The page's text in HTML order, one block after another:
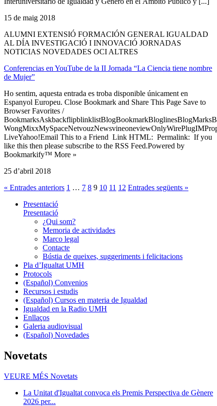
15 de maig 2018
ALUMNI EXTENSIÓ FORMACIÓN GENERAL IGUALDAD
AL DÍA INVESTIGACIÓ I INNOVACIÓ JORNADAS
NOTICIAS NOVEDADES OCI ALTRES
Conferencias en YouTube de la II Jornada “La Ciencia tiene nombre
de Mujer”
Ho sentim, aquesta entrada es troba disponible únicament en
Espanyol Europeu. Close Bookmark and Share This Page Save to
Browser Favorites /
LiveYahoo!Email This to a Friend Link HTML: Permalink: If you
like this then please subscribe to the RSS Feed.Powered by
Bookmarkify™ More »
25 d’abril 2018
« Entrades anteriors 1 … 7 8 9 10 11 12 Entrades següents »
Presentació
Presentació
¿Qui som?
Memoria de actividades
Marco legal
Contacte
Bústia de queixes, suggeriments i felicitacions
Pla d’Igualtat UMH
Protocols
(Español) Convenios
Recursos i estudis
(Español) Cursos en materia de Igualdad
Igualdad en la Radio UMH
Enllaços
Galeria audiovisual
(Español) Novedades
Novetats
VEURE MÉS Novetats
La Unitat d'Igualtat convoca els Premis Perspectiva de Gènere
2026 per...